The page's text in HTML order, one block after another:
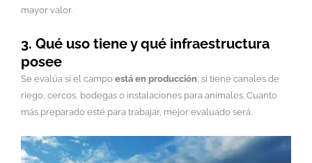
mayor valor.
3. Qué uso tiene y qué infraestructura
posee
Se evalúa si el campo está en producción , si tiene canales de
riego, cercos, bodegas o instalaciones para animales. Cuanto
más preparado esté para trabajar, mejor evaluado será.